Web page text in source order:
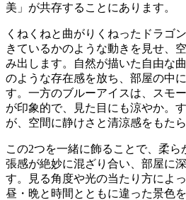
美」が共存することにあります。
くねくねと曲がりくねったドラゴ
きているかのような動きを見せ、
み出します。自然が描いた自由な
のような存在感を放ち、部屋の中
す。一方のブルーアイスは、スモ
が印象的で、見た目にも涼やか。
が、空間に静けさと清涼感をもた
この2つを一緒に飾ることで、柔
張感が絶妙に混ざり合い、部屋に
す。見る角度や光の当たり方によ
昼・晩と時間とともに違った景色